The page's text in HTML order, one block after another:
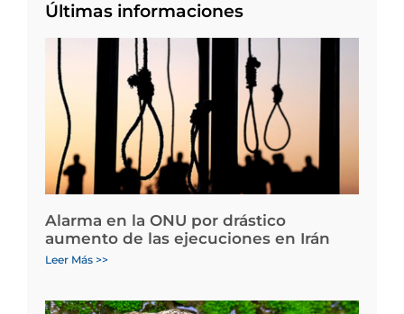
Últimas informaciones
Alarma en la ONU por drástico
aumento de las ejecuciones en Irán
Leer Más >>